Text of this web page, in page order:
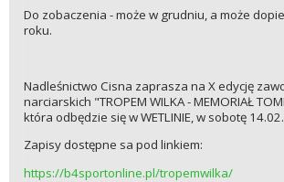
Do zobaczenia - może w grudniu, a może
roku.
Nadleśnictwo Cisna zaprasza na X edycję
narciarskich "TROPEM WILKA - MEMORIAŁ
która odbędzie się w WETLINIE, w sobotę
Zapisy dostępne sa pod linkiem:
https://b4sportonline.pl/tropemwilka/